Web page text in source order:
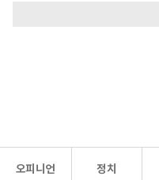
오피니언 정치